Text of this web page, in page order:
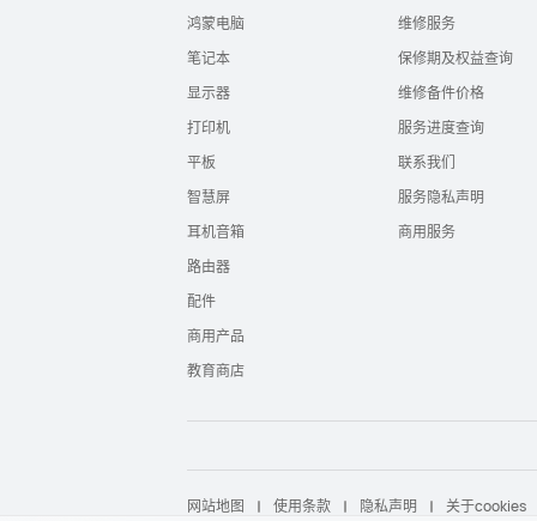
鸿蒙电脑
笔记本
显示器
打印机
平板
智慧屏
耳机音箱
路由器
配件
商用产品
教育商店
维修服务
保修期及权益查询
维修备件价格
服务进度查询
联系我们
服务隐私声明
商用服务
网站地图 使用条款 隐私声明 关于cookies